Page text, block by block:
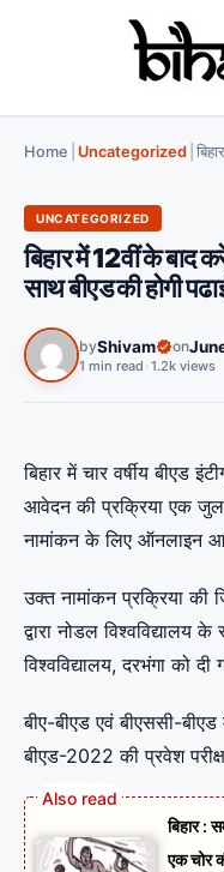
Home Uncategorized
UNCATEGORIZED
बिहार में 12वीं के बाद
साथ बीएड की होगी
byShivam on
1 min read 1.2k views
बिहार में चार वर्षीय बीएड
आवेदन की प्रक्रिया एक
नामांकन के लिए ऑनलाइन
उक्त नामांकन प्रक्रिया की
द्वारा नोडल विश्वविद्यालय
विश्वविद्यालय, दरभंगा को दी
बीए-बीएड एवं बीएससी-
बीएड-2022 की प्रवेश
बिहार :
एक चोर